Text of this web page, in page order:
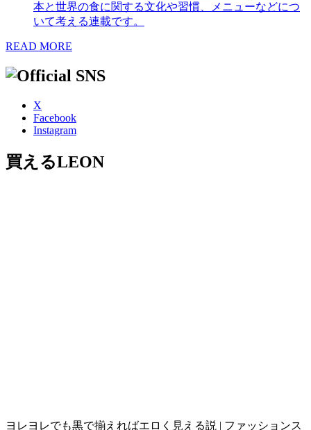
本と世界の食に関する文化や習慣、メニューなどにつ
いて考える連載です。
READ MORE
X
Facebook
Instagram
買えるLEON
ヨレヨレでも黒で揃えればエロく見える説 | ファッションス